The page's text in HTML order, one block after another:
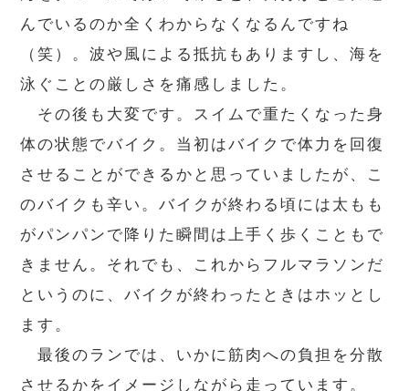
んでいるのか全くわからなくなるんですね
（笑）。波や風による抵抗もありますし、海を
泳ぐことの厳しさを痛感しました。
その後も大変です。スイムで重たくなった身
体の状態でバイク。当初はバイクで体力を回復
させることができるかと思っていましたが、こ
のバイクも辛い。バイクが終わる頃には太もも
がパンパンで降りた瞬間は上手く歩くこともで
きません。それでも、これからフルマラソンだ
というのに、バイクが終わったときはホッとし
ます。
最後のランでは、いかに筋肉への負担を分散
させるかをイメージしながら走っています。